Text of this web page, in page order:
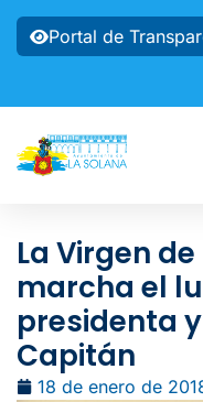
Portal de
La Virgen
marcha el
presidenta
Capitán
18 de enero de